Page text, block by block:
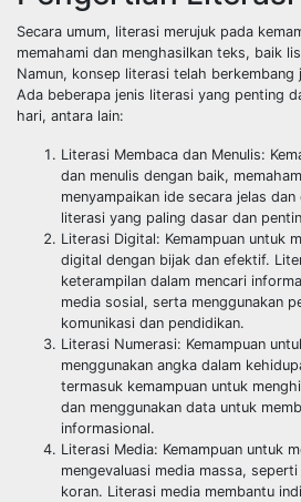
Secara umum, literasi merujuk pada
memahami dan menghasilkan teks, baik
Namun, konsep literasi telah berkembang
Ada beberapa jenis literasi yang penting
hari, antara lain:
Literasi Membaca dan Menulis:
dan menulis dengan baik,
menyampaikan ide secara jelas
literasi yang paling dasar dan
Literasi Digital: Kemampuan untuk
digital dengan bijak dan efektif.
keterampilan dalam mencari
media sosial, serta menggunakan
komunikasi dan pendidikan.
Literasi Numerasi: Kemampuan
menggunakan angka dalam
termasuk kemampuan untuk
dan menggunakan data untuk
informasional.
Literasi Media: Kemampuan untuk
mengevaluasi media massa,
koran. Literasi media membantu